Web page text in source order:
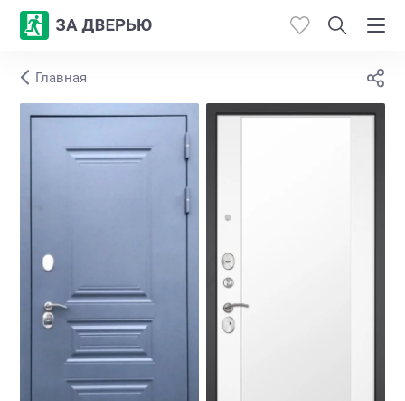
Каталог
Контакты
Главная